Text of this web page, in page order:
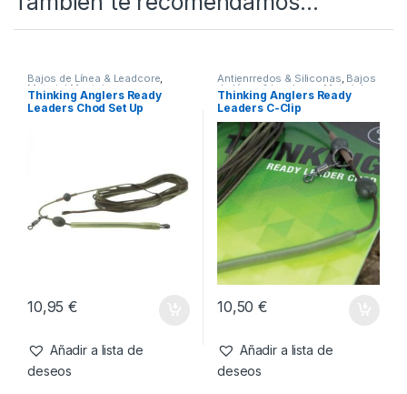
Bajos de Línea & Leadcore,
Material Montajes
Thinking Anglers Ready
Leaders Chod Set Up
10,95€
Añadir a lista de
deseos
Antienrredos & Siliconas, Bajos
de Línea & Leadcore,Material
Montajes
Thinking Anglers Ready
Leaders C-Clip
10,50€
Añadir a lista de
deseos